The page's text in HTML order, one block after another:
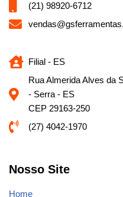
(21) 98920-6712
Filial - ES
Rua Almerida Alves da
- Serra - ES
CEP 29163-250
(27) 4042-1970
Nosso Site
Home